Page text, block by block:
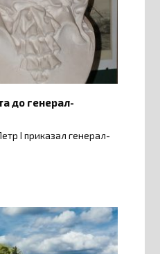
до генерал-
I приказал генерал-